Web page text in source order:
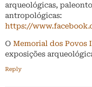
arqueológicas,
antropológicas:
https://
O Memorial dos Povos
exposições
Reply